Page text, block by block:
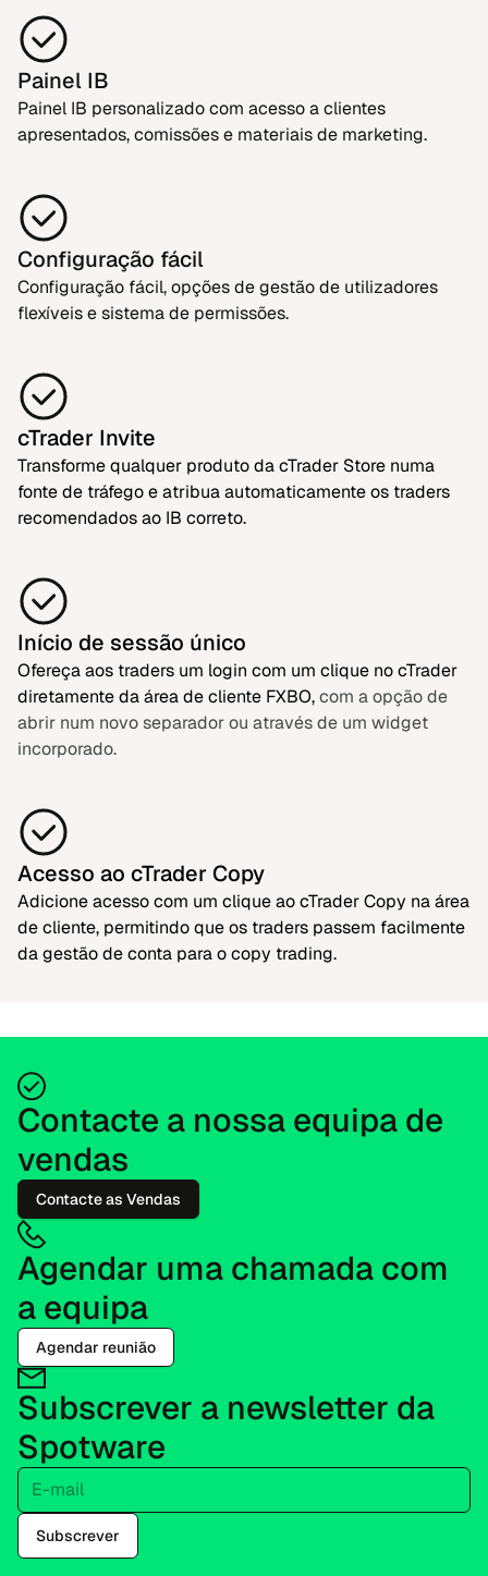
Painel IB
Painel IB personalizado com acesso a clientes
apresentados, comissões e materiais de marketing.
Configuração fácil
Configuração fácil, opções de gestão de utilizadores
flexíveis e sistema de permissões.
cTrader Invite
Transforme qualquer produto da cTrader Store numa
fonte de tráfego e atribua automaticamente os traders
recomendados ao IB correto.
Início de sessão único
Ofereça aos traders um login com um clique no cTrader
diretamente da área de cliente FXBO,com a opção de
abrir num novo separador ou através de um widget
incorporado.
Acesso ao cTrader Copy
Adicione acesso com um clique ao cTrader Copy na área
de cliente, permitindo que os traders passem facilmente
da gestão de conta para o copy trading.
Contacte a nossa equipa de
vendas
Contacte as Vendas
Agendar uma chamada com
a equipa
Agendar reunião
Subscrever a newsletter da
Spotware
E-mail
Subscrever